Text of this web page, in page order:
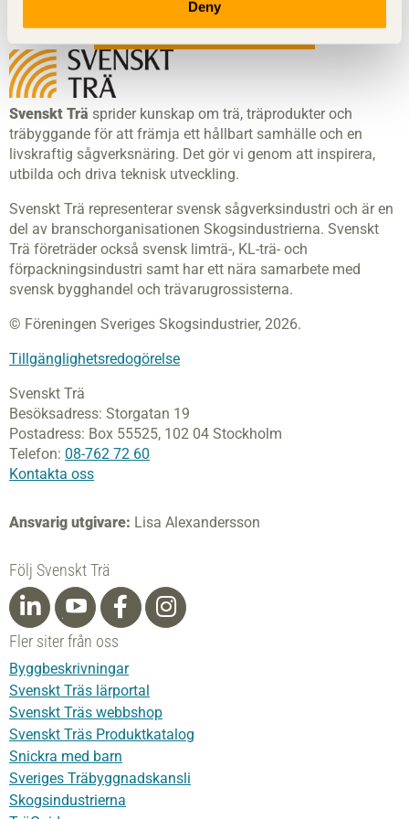
Deny
Svenskt Trä sprider kunskap om trä, träprodukter och
träbyggande för att främja ett hållbart samhälle och en
livskraftig sågverksnäring. Det gör vi genom att inspirera,
utbilda och driva teknisk utveckling.
Svenskt Trä representerar svensk sågverksindustri och är en
del av branschorganisationen Skogsindustrierna. Svenskt
Trä företräder också svensk limträ-, KL-trä- och
förpackningsindustri samt har ett nära samarbete med
svensk bygghandel och trävarugrossisterna.
© Föreningen Sveriges Skogsindustrier, 2026.
Tillgänglighetsredogörelse
Svenskt Trä
Besöksadress: Storgatan 19
Postadress: Box 55525, 102 04 Stockholm
Telefon: 08-762 72 60
Kontakta oss
Ansvarig utgivare: Lisa Alexandersson
Följ Svenskt Trä
Fler siter från oss
Byggbeskrivningar
Svenskt Träs lärportal
Svenskt Träs webbshop
Svenskt Träs Produktkatalog
Snickra med barn
Sveriges Träbyggnadskansli
Skogsindustrierna